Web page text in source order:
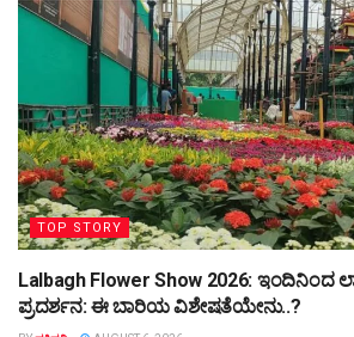
TOP STORY
Lalbagh Flower Show 2026: ಇಂದಿನಿಂದ
ಪ್ರದರ್ಶನ: ಈ ಬಾರಿಯ ವಿಶೇಷತೆಯೇನು..?